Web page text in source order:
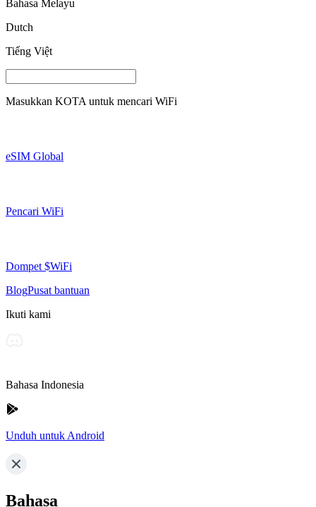
Bahasa Melayu
Dutch
Tiếng Việt
Masukkan KOTA untuk mencari WiFi
eSIM Global
Pencari WiFi
Dompet $WiFi
BlogPusat bantuan
Ikuti kami
Bahasa Indonesia
Unduh untuk Android
Bahasa